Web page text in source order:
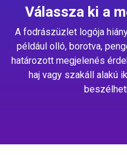
Válassza ki a
A fodrászüzlet logója
például olló, borotva,
határozott megjelenés
haj vagy szakáll alakú